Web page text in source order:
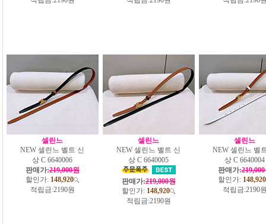
셀린느
NEW 셀린느 벨트 신
상 C 6640006
판매가:219,000원
할인가: 148,920
적립금:2190원
셀린느
NEW 셀린느 벨트 신
상 C 6640005
판매가:219,000원
할인가: 148,920
적립금:2190원
셀린느
NEW 셀린느 벨
상 C 6640004
판매가:
할인가: 148,920
적립금:2190